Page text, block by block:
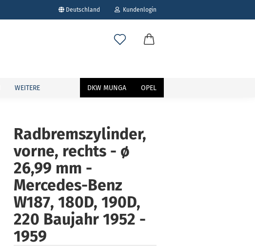
Deutschland Kundenlogin
Konto erstellen
Passwort vergessen?
DKW MUNGA OPEL
WEITERE
Radbremszylinder,
vorne, rechts - ø
26,99 mm -
Mercedes-Benz
W187, 180D, 190D,
220 Baujahr 1952 -
1959